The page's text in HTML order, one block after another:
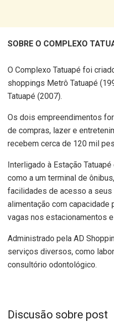
SOBRE O COMPLEXO
O Complexo Tatuapé foi
shoppings Metrô Tatuapé
Tatuapé (2007).
Os dois empreendimentos
de compras, lazer e
recebem cerca de 120 mil
Interligado à Estação
como a um terminal de
facilidades de acesso a
alimentação com capacidade
vagas nos estacionamentos
Administrado pela AD
serviços diversos, como
consultório odontológico.
Discusão sobre post